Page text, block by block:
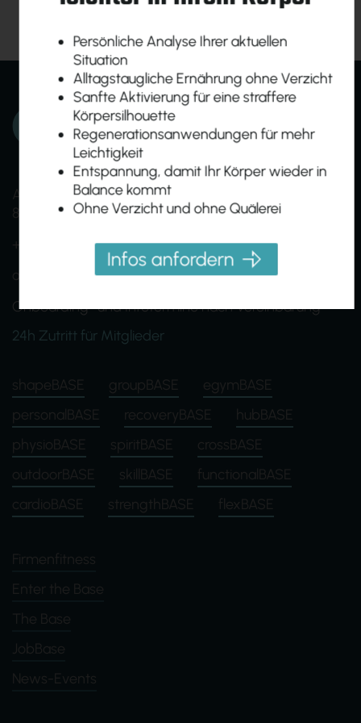
Am Ökopark 19
8230 Hartberg
+43 (0)664 1638005
office@homebasefit.at
Onboarding- und Infotermine nach Vereinbarung
24h Zutritt für Mitglieder
shapeBASE groupBASE
egymBASE
personalBASE
recoveryBASE
hubBASE
physioBASE
spiritBASE
crossBASE
outdoorBASE
skillBASE
functionalBASE
cardioBASE
strengthBASE flexBASE
Firmenfitness
Enter the Base
The Base
JobBase
News-Events
Persönliche Analyse Ihrer aktuellen
Situation
Alltagstaugliche Ernährung ohne Verzicht
Sanfte Aktivierung für eine straffere
Körpersilhouette
Regenerationsanwendungen für mehr
Leichtigkeit
Entspannung, damit Ihr Körper wieder in
Balance kommt
Ohne Verzicht und ohne Quälerei
Infos anfordern